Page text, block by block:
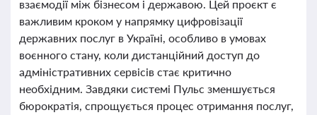
взаємодії між бізнесом і державою. Цей проєкт є
важливим кроком у напрямку цифровізації
державних послуг в Україні, особливо в умовах
воєнного стану, коли дистанційний доступ до
адміністративних сервісів стає критично
необхідним. Завдяки системі Пульс зменшується
бюрократія, спрощується процес отримання послуг,